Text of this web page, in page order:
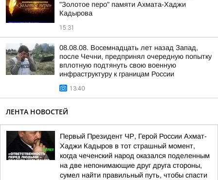
"Золотое перо" памяти Ахмата-Хаджи
Кадырова
15:31
08.08.08. Восемнадцать лет назад Запад,
после Чечни, предпринял очередную попытку
вплотную подтянуть свою военную
инфраструктуру к границам России
13:40
ЛЕНТА НОВОСТЕЙ
Первый Президент ЧР, Герой России Ахмат-
Хаджи Кадыров в тот страшный момент,
когда чеченский народ оказался поделенным
на две непонимающие друг друга стороны,
сумел найти правильный путь, чтобы спасти